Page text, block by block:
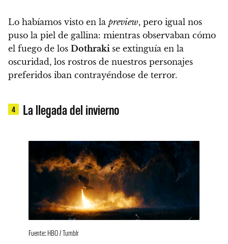
Lo habíamos visto en la preview, pero igual nos
puso la piel de gallina: mientras observaban cómo
el fuego de los Dothraki se extinguía en la
oscuridad, los rostros de nuestros personajes
preferidos iban contrayéndose de terror.
4 La llegada del invierno
Fuente: HBO / Tumblr